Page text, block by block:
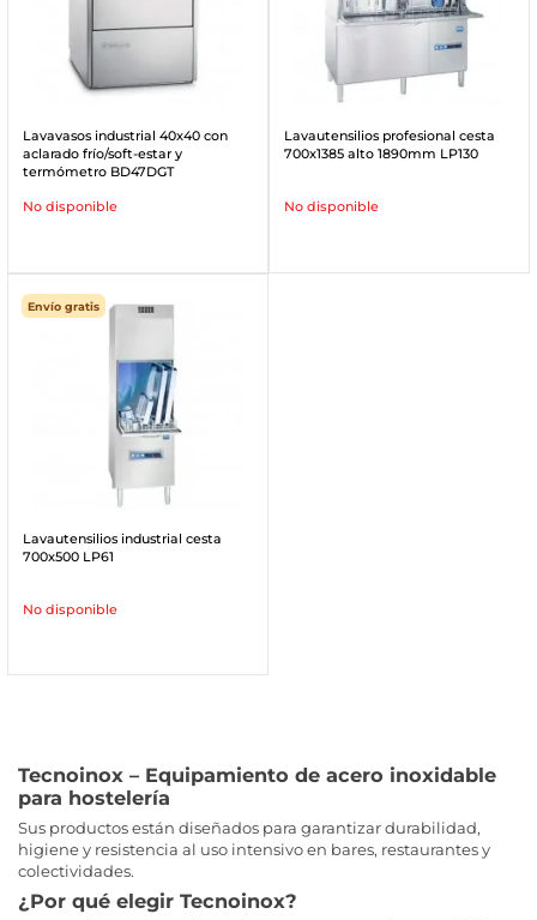
Lavavasos industrial 40x40 con
aclarado frío/soft-estar y
termómetro BD47DGT
No disponible
Lavautensilios profesional cesta
700x1385 alto 1890mm LP130
No disponible
Envío gratis
Lavautensilios industrial cesta
700x500 LP61
No disponible
Tecnoinox – Equipamiento de acero inoxidable
para hostelería
Sus productos están diseñados para garantizar durabilidad,
higiene y resistencia al uso intensivo en bares, restaurantes y
colectividades.
¿Por qué elegir Tecnoinox?